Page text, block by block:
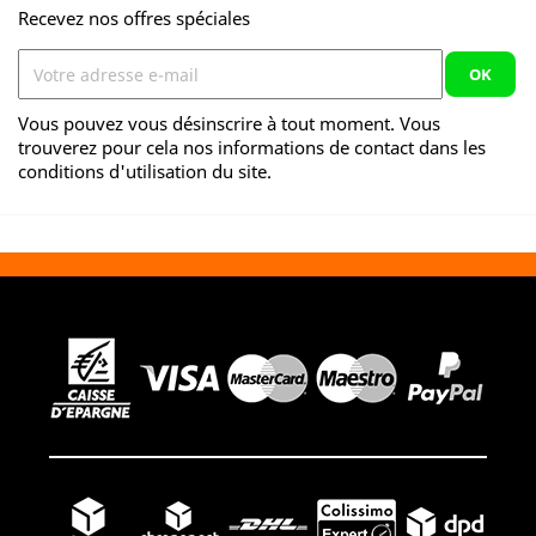
Recevez nos offres spéciales
Vous pouvez vous désinscrire à tout moment. Vous
trouverez pour cela nos informations de contact dans les
conditions d'utilisation du site.